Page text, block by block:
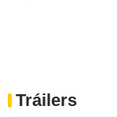
Tráilers